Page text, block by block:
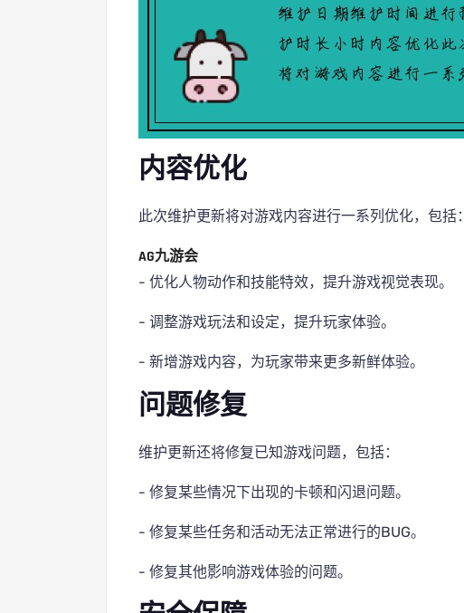
内容优化
此次维护更新将对游戏内容进行一系列优化，包括：
AG九游会
- 优化人物动作和技能特效，提升游戏视觉表现。
- 调整游戏玩法和设定，提升玩家体验。
- 新增游戏内容，为玩家带来更多新鲜体验。
问题修复
维护更新还将修复已知游戏问题，包括：
- 修复某些情况下出现的卡顿和闪退问题。
- 修复某些任务和活动无法正常进行的BUG。
- 修复其他影响游戏体验的问题。